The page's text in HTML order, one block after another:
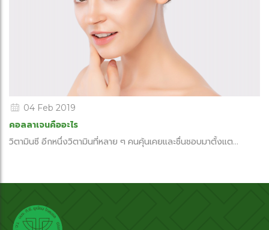
04 Feb 2019
คอลลาเจนคืออะไร
วิตามินซี อีกหนึ่งวิตามินที่หลาย ๆ คนคุ้นเคยและชื่นชอบมาตั้งแต...